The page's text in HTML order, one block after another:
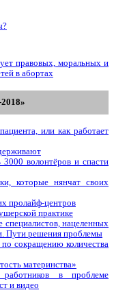
правовых, моральных и
в абортах
или как работает
волонтёров и спасти
которые нянчат своих
пролайф-центров
практике
нацеленных
Пути решения проблемы
сокращению количества
материнства»
в проблеме
и видео